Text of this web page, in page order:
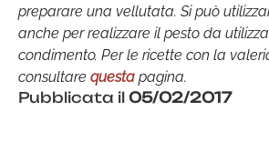
preparare una vellutata. Si può
anche per realizzare il pesto da
condimento. Per le ricette con la
consultare questa pagina.
Pubblicata il 05/02/2017